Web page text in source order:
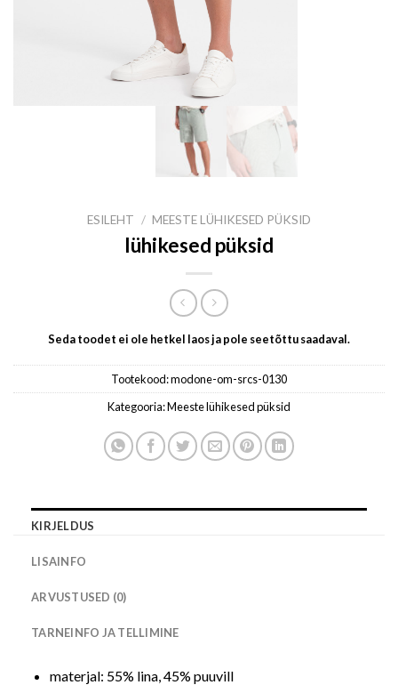
ESILEHT / MEESTE LÜHIKESED PÜKSID
lühikesed püksid
Seda toodet ei ole hetkel laos ja pole seetõttu saadaval.
Tootekood:modone-om-srcs-0130
Kategooria:Meeste lühikesed püksid
KIRJELDUS
LISAINFO
ARVUSTUSED (0)
TARNEINFO JA TELLIMINE
materjal: 55% lina, 45% puuvill